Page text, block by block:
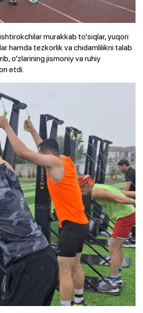
murakkab to‘siqlar, yuqori
hamda tezkorlik va chidamlilikni talab
o‘zlarining jismoniy va ruhiy
etdi.